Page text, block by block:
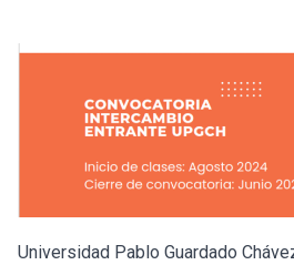
Universidad Pablo Guardado